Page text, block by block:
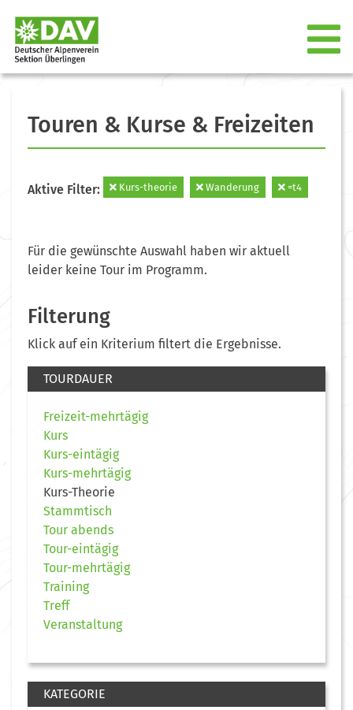
Touren & Kurse & Freizeiten
Aktive Filter: Kurs-theorie Wanderung =t4
Für die gewünschte Auswahl haben wir aktuell
leider keine Tour im Programm.
Filterung
Klick auf ein Kriterium filtert die Ergebnisse.
TOURDAUER
Freizeit-mehrtägig
Kurs
Kurs-eintägig
Kurs-mehrtägig
Kurs-Theorie
Stammtisch
Tour abends
Tour-eintägig
Tour-mehrtägig
Training
Treff
Veranstaltung
KATEGORIE